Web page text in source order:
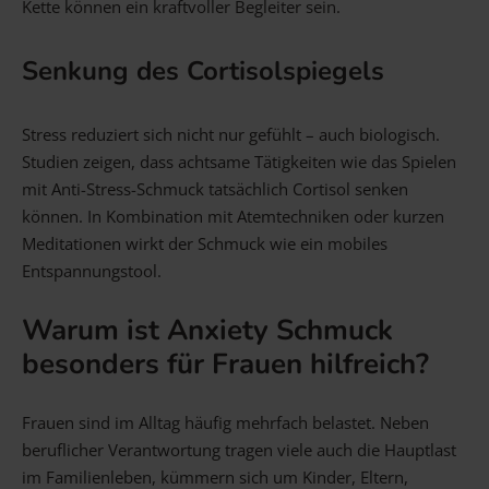
Kette können ein kraftvoller Begleiter sein.
Senkung des Cortisolspiegels
Stress reduziert sich nicht nur gefühlt – auch biologisch.
Studien zeigen, dass achtsame Tätigkeiten wie das Spielen
mit Anti-Stress-Schmuck tatsächlich Cortisol senken
können. In Kombination mit Atemtechniken oder kurzen
Meditationen wirkt der Schmuck wie ein mobiles
Entspannungstool.
Warum ist Anxiety Schmuck
besonders für Frauen hilfreich?
Frauen sind im Alltag häufig mehrfach belastet. Neben
beruflicher Verantwortung tragen viele auch die Hauptlast
im Familienleben, kümmern sich um Kinder, Eltern,